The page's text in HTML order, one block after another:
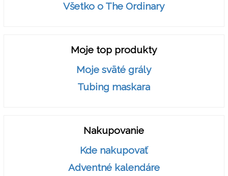
Všetko o The Ordinary
Moje top produkty
Moje sväté grály
Tubing maskara
Nakupovanie
Kde nakupovať
Adventné kalendáre